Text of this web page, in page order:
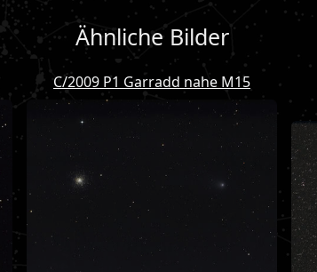
Ähnliche Bilder
C/2009 P1 Garradd nahe M15